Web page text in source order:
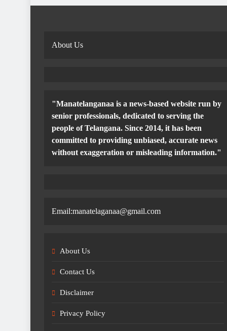
About Us
"Manatelanganaa is a news-based website run by
senior professionals, dedicated to serving the
people of Telangana. Since 2014, it has been
committed to providing unbiased, accurate news
without exaggeration or misleading information."
Email:manatelaganaa@gmail.com
About Us
Contact Us
Disclaimer
Privacy Policy